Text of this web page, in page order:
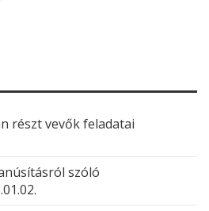
részt vevők feladatai
szóló